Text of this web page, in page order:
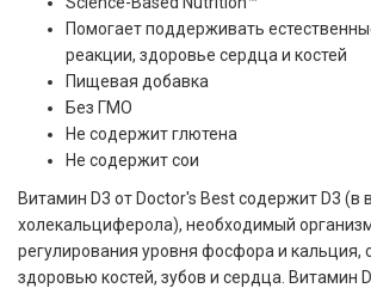
Помогает поддерживать
реакции, здоровье сердца и костей
Пищевая добавка
Без ГМО
Не содержит глютена
Не содержит сои
Витамин D3 от Doctor's Best содержит D3 (в
холекальциферола), необходимый
регулирования уровня фосфора и кальция,
здоровью костей, зубов и сердца. Витамин